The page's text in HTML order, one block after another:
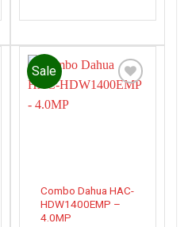
Sale
Combo Dahua HAC-
HDW1400EMP –
4.0MP